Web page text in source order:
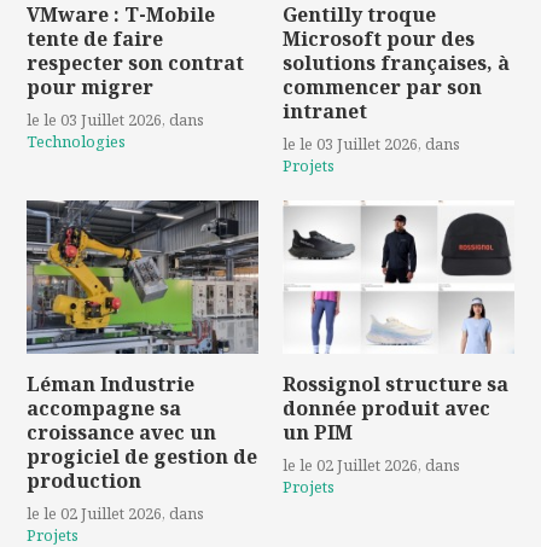
VMware : T-Mobile
tente de faire
respecter son contrat
pour migrer
le le 03 Juillet 2026, dans
Technologies
Gentilly troque
Microsoft pour des
solutions françaises, à
commencer par son
intranet
le le 03 Juillet 2026, dans
Projets
Léman Industrie
accompagne sa
croissance avec un
progiciel de gestion de
production
le le 02 Juillet 2026, dans
Projets
Rossignol structure sa
donnée produit avec
un PIM
le le 02 Juillet 2026, dans
Projets